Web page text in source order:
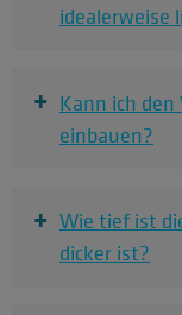
idealerweise
+ Kann ich
einbauen?
+ Wie tief ist
dicker ist?